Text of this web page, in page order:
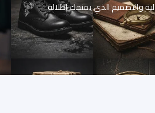
والتصميم الذي يمنحك إطلالة